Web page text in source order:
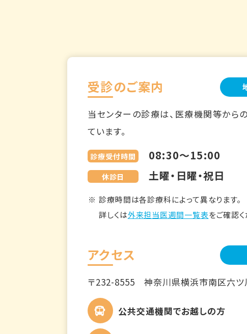
受診のご案内
当センターの診療は、医療機関等から
ています。
診療受付時間 08:30～15:00
休診日 土曜・日曜・祝日
診療時間は各診療科によって異なります。
詳しくは外来担当医週間一覧表をご確認く
アクセス
〒232-8555神奈川県横浜市南区六
公共交通機関でお越しの方